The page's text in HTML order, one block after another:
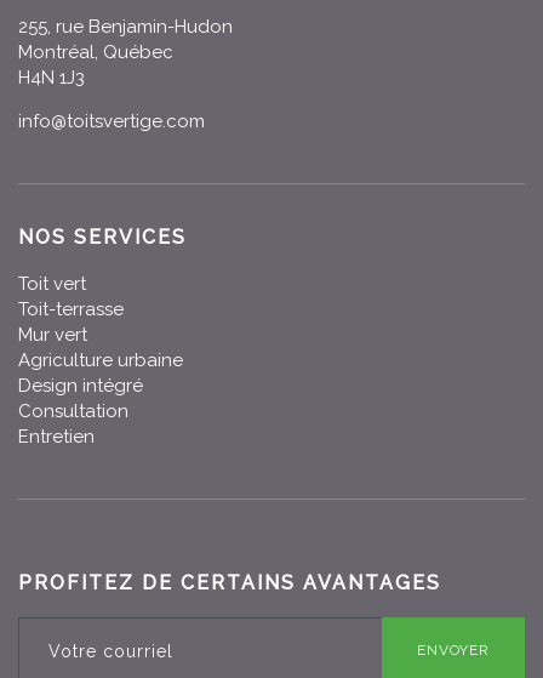
255, rue Benjamin-Hudon
Montréal, Québec
H4N 1J3
info@toitsvertige.com
NOS SERVICES
Toit vert
Toit-terrasse
Mur vert
Agriculture urbaine
Design intégré
Consultation
Entretien
PROFITEZ DE CERTAINS AVANTAGES
ENVOYER